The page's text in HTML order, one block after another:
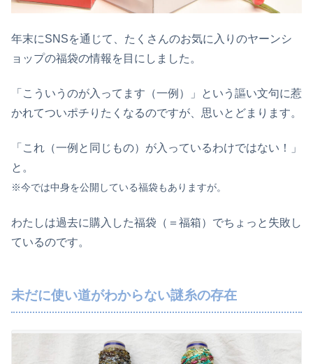
年末にSNSを通じて、たくさんのお気に入りのヤーンシ
ョップの福袋の情報を目にしました。
「こういうのが入ってます（一例）」という謳い文句に惹
かれてついポチりたくなるのですが、思いとどまります。
「これ（一例と同じもの）が入っているわけではない！」
と。
※今では中身を公開している福袋もありますが。
わたしは過去に購入した福袋（＝福箱）でちょっと失敗し
ているのです。
未だに使い道がわからない謎糸の存在